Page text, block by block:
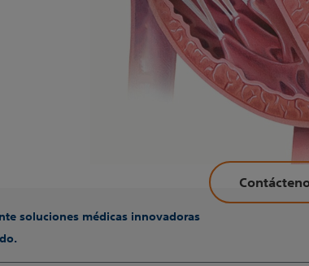
soluciones médicas innovadoras